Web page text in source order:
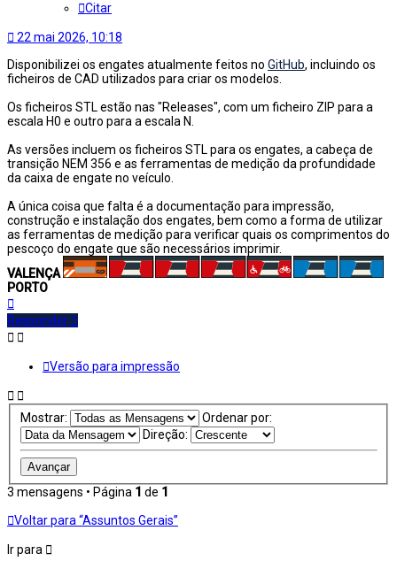
Citar
22 mai 2026, 10:18
Disponibilizei os engates atualmente feitos no GitHub, incluindo os
ficheiros de CAD utilizados para criar os modelos.
Os ficheiros STL estão nas "Releases", com um ficheiro ZIP para a
escala H0 e outro para a escala N.
As versões incluem os ficheiros STL para os engates, a cabeça de
transição NEM 356 e as ferramentas de medição da profundidade
da caixa de engate no veículo.
A única coisa que falta é a documentação para impressão,
construção e instalação dos engates, bem como a forma de utilizar
as ferramentas de medição para verificar quais os comprimentos do
pescoço do engate que são necessários imprimir.
VALENÇA
PORTO
Responder
Versão para impressão
Mostrar:
Ordenar por:
Direção:
3 mensagens • Página 1 de 1
Voltar para “Assuntos Gerais”
Ir para